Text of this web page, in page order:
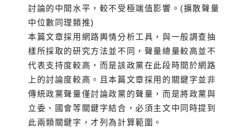
討論的中間水平，較不受極端值影響。(擴散聲量
中位數同理類推)
本篇文章採用網路輿情分析工具，與一般調查抽
樣所採取的研究方法並不同，聲量總量較高並不
代表支持度較高，而是該政黨在此段時間於網路
上的討論度較高。且本篇文章採用的關鍵字並非
傳統政黨聲量僅討論政黨的聲量，而是將政黨與
立委、國會等關鍵字結合，必須主文中同時提到
此兩類關鍵字，才列為計算範圍。